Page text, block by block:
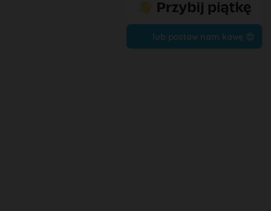
lub postaw nam kawę 😍